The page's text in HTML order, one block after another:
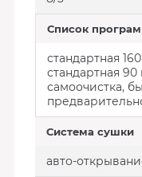
Список
стандартная
стандартная 90
самоочистка,
Система сушки
авто-